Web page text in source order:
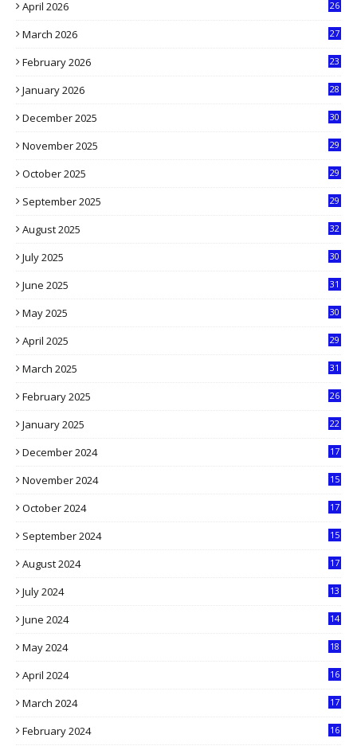
April 2026
26
March 2026
27
February 2026
23
January 2026
28
December 2025
30
November 2025
29
October 2025
29
September 2025
29
August 2025
32
July 2025
30
June 2025
31
May 2025
30
April 2025
29
March 2025
31
February 2025
26
January 2025
22
December 2024
17
November 2024
15
October 2024
17
September 2024
15
August 2024
17
July 2024
13
June 2024
14
May 2024
18
April 2024
16
March 2024
17
February 2024
16